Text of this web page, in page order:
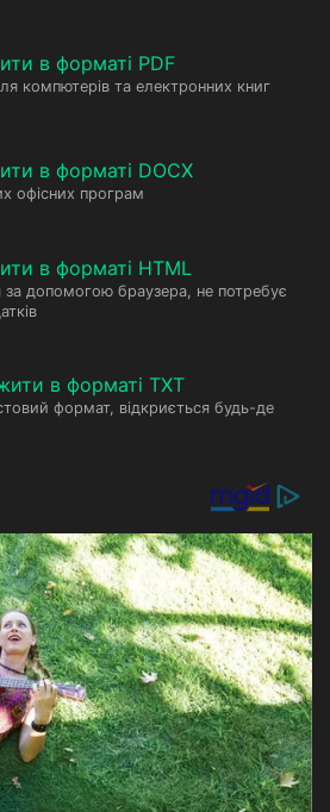
в форматі PDF
компютерів та електронних книг
в форматі DOCX
офісних програм
в форматі HTML
за допомогою браузера, не потребує
в форматі TXT
формат, відкриється будь-де